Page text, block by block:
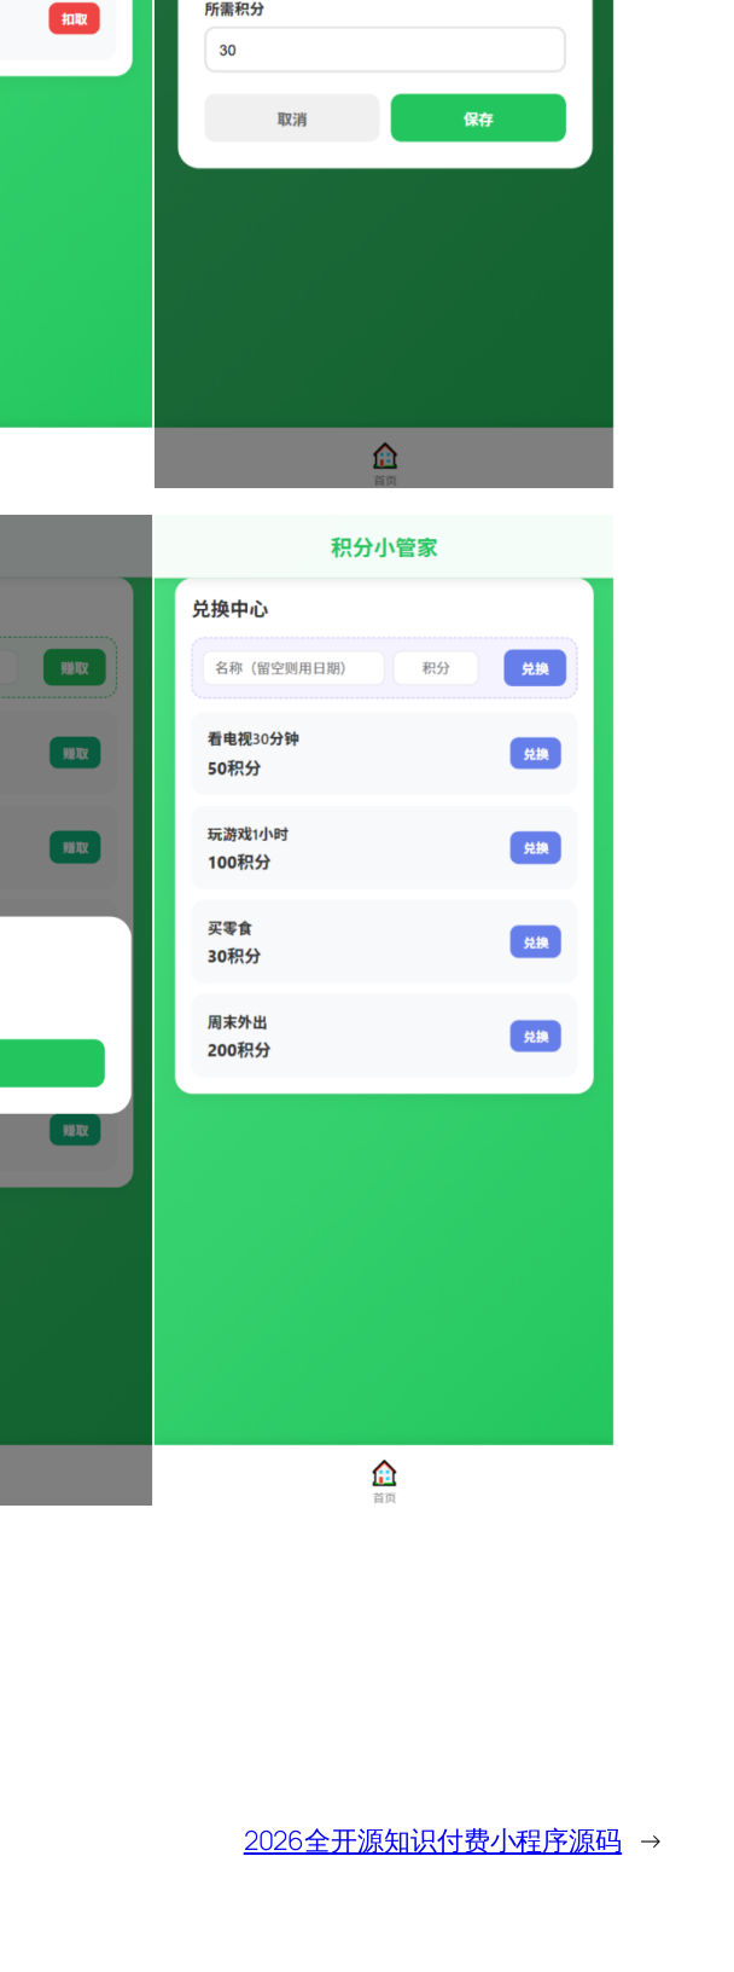
2026全开源知识付费小程序源码 →